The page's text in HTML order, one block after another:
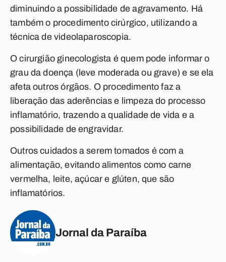
diminuindo a possibilidade de agravamento. Há
também o procedimento cirúrgico, utilizando a
técnica de videolaparoscopia.
O cirurgião ginecologista é quem pode informar o
grau da doença (leve moderada ou grave) e se ela
afeta outros órgãos. O procedimento faz a
liberação das aderências e limpeza do processo
inflamatório, trazendo a qualidade de vida e a
possibilidade de engravidar.
Outros cuidados a serem tomados é com a
alimentação, evitando alimentos como carne
vermelha, leite, açúcar e glúten, que são
inflamatórios.
Jornal da Paraíba